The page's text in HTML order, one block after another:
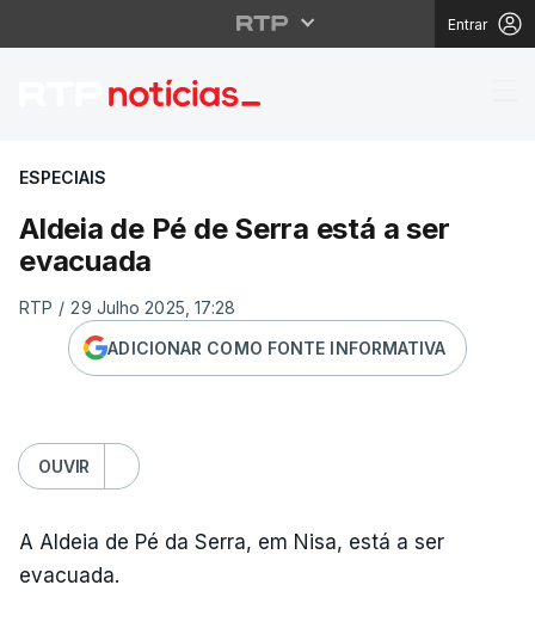
Entrar
Aldeia de Pé de
ESPECIAIS
Aldeia de Pé de Serra está a ser
evacuada
RTP / 29 Julho 2025, 17:28
ADICIONAR COMO FONTE INFORMATIVA
OUVIR
A Aldeia de Pé da Serra, em Nisa, está a ser
evacuada.